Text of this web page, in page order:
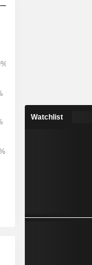
Watchlist